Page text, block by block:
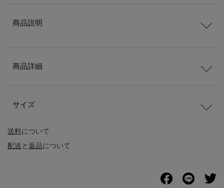
送料について
配送と返品について
商品説明
商品詳細
サイズ